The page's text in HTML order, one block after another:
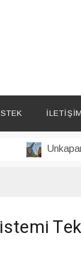
İLETIŞIM
Unkapanı